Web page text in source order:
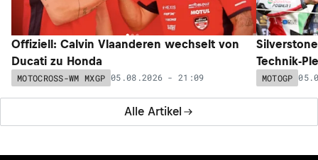
Alle Artikel
Offiziell: Calvin Vlaanderen wechselt von
Ducati zu Honda
MOTOCROSS-WM MXGP 05.08.2026 - 21:09
Technik-
MOTOGP